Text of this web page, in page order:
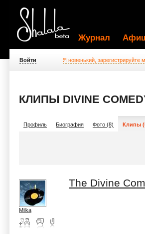
Журнал
Войти Я новенький, зарегистрируйте
КЛИПЫ DIVINE
Профиль Биография Фото (8) Клипы
Milka
The Divine